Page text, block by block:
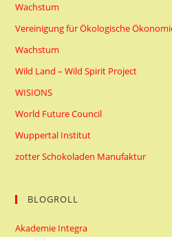
Wachstum
Vereinigung für Ökologische
Wachstum
Wild Land – Wild Spirit Project
WISIONS
World Future Council
Wuppertal Institut
zotter Schokoladen Manufaktur
BLOGROLL
Akademie Integra